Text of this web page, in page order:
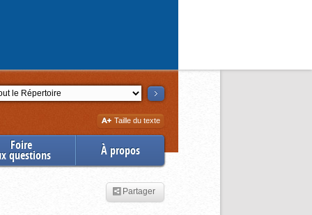
Augmenter
la
Taille du texte
Foire
questions À propos
Partager